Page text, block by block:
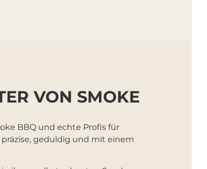
VON SMOKE
BBQ und echte Profis für
geduldig und mit einem